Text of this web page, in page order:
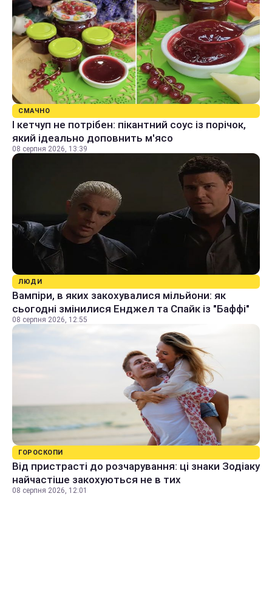
СМАЧНО
І кетчуп не потрібен: пікантний соус із порічок,
який ідеально доповнить м'ясо
08 серпня 2026, 13:39
ЛЮДИ
Вампіри, в яких закохувалися мільйони: як
сьогодні змінилися Енджел та Спайк із "Баффі"
08 серпня 2026, 12:55
ГОРОСКОПИ
Від пристрасті до розчарування: ці знаки Зодіаку
найчастіше закохуються не в тих
08 серпня 2026, 12:01